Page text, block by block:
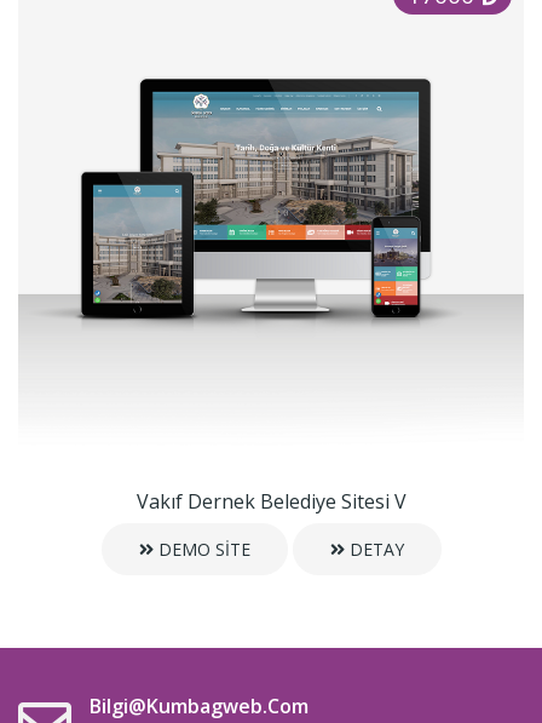
Vakıf Dernek Belediye Sitesi V
DEMO SİTE DETAY
Bilgi@kumbagweb.com